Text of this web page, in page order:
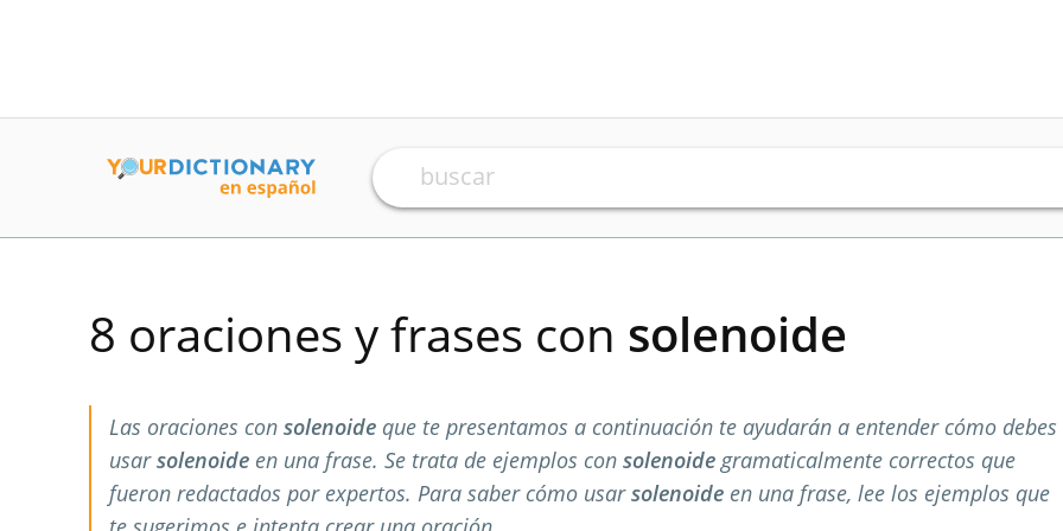
8 oraciones y frases con solenoide
Las oraciones con solenoide que te presentamos a continuación te ayudarán a entender cómo debes
usarsolenoide en una frase. Se trata de ejemplos con solenoidegramaticalmente correctos que
fueron redactados por expertos. Para saber cómo usarsolenoide en una frase, lee los ejemplos que